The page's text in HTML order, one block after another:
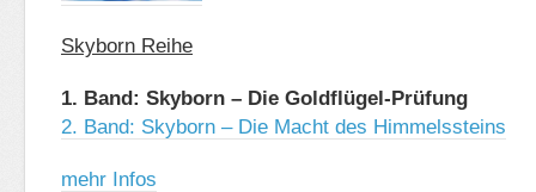
Skyborn Reihe
1. Band: Skyborn – Die Goldflügel-Prüfung
2. Band: Skyborn – Die Macht des Himmelssteins
mehr Infos